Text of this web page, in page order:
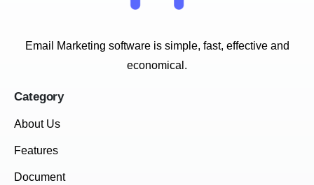
Email Marketing software is simple, fast, effective and
economical.
Category
About Us
Features
Document